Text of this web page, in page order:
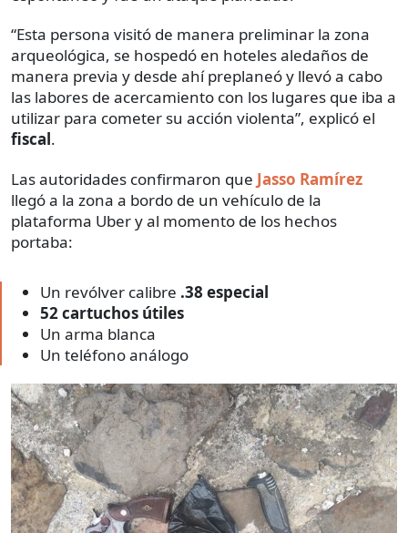
“Esta persona visitó de manera preliminar la zona
arqueológica, se hospedó en hoteles aledaños de
manera previa y desde ahí preplaneó y llevó a cabo
las labores de acercamiento con los lugares que iba a
utilizar para cometer su acción violenta”, explicó el
fiscal.
Las autoridades confirmaron que Jasso Ramírez
llegó a la zona a bordo de un vehículo de la
plataforma Uber y al momento de los hechos
portaba:
Un revólver calibre .38 especial
52 cartuchos útiles
Un arma blanca
Un teléfono análogo